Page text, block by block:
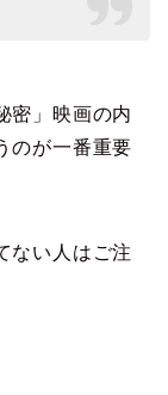
密」映画の内
のが一番重要
ない人はご注